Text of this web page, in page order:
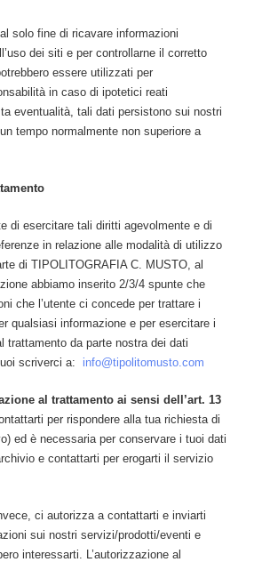
solo fine di ricavare informazioni
dei siti e per controllarne il corretto
essere utilizzati per
in caso di ipotetici reati
eventualità, tali dati persistono sui nostri
tempo normalmente non superiore a
di esercitare tali diritti agevolmente e di
in relazione alle modalità di utilizzo
di TIPOLITOGRAFIA C. MUSTO, al
abbiamo inserito 2/3/4 spunte che
che l’utente ci concede per trattare i
qualsiasi informazione e per esercitare i
trattamento da parte nostra dei dati
scriverci a:
info@tipolitomusto.com
al trattamento ai sensi dell’art. 13
per rispondere alla tua richiesta di
ed è necessaria per conservare i tuoi dati
e contattarti per erogarti il servizio
ci autorizza a contattarti e inviarti
sui nostri servizi/prodotti/eventi e
interessarti. L’autorizzazione al